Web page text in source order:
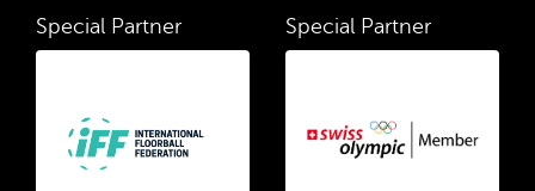
Special Partner Special Partner